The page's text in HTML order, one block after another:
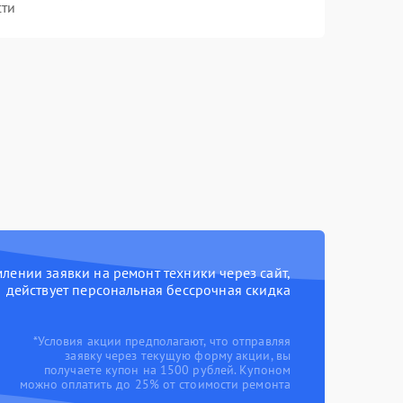
заявки на ремонт техники через сайт,
действует персональная бессрочная скидка
*Условия акции предполагают, что отправляя
заявку через текущую форму акции, вы
получаете купон на 1500 рублей. Купоном
можно оплатить до 25% от стоимости ремонта